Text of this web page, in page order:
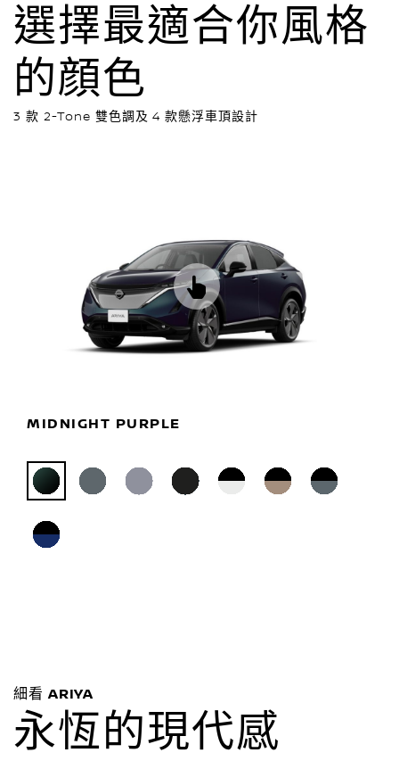
選擇最適合你風格
的顔色
3 款 2-Tone 雙色調及 4 款懸浮車頂設計
MIDNIGHT PURPLE
永恆的現代感
細看 ARIYA